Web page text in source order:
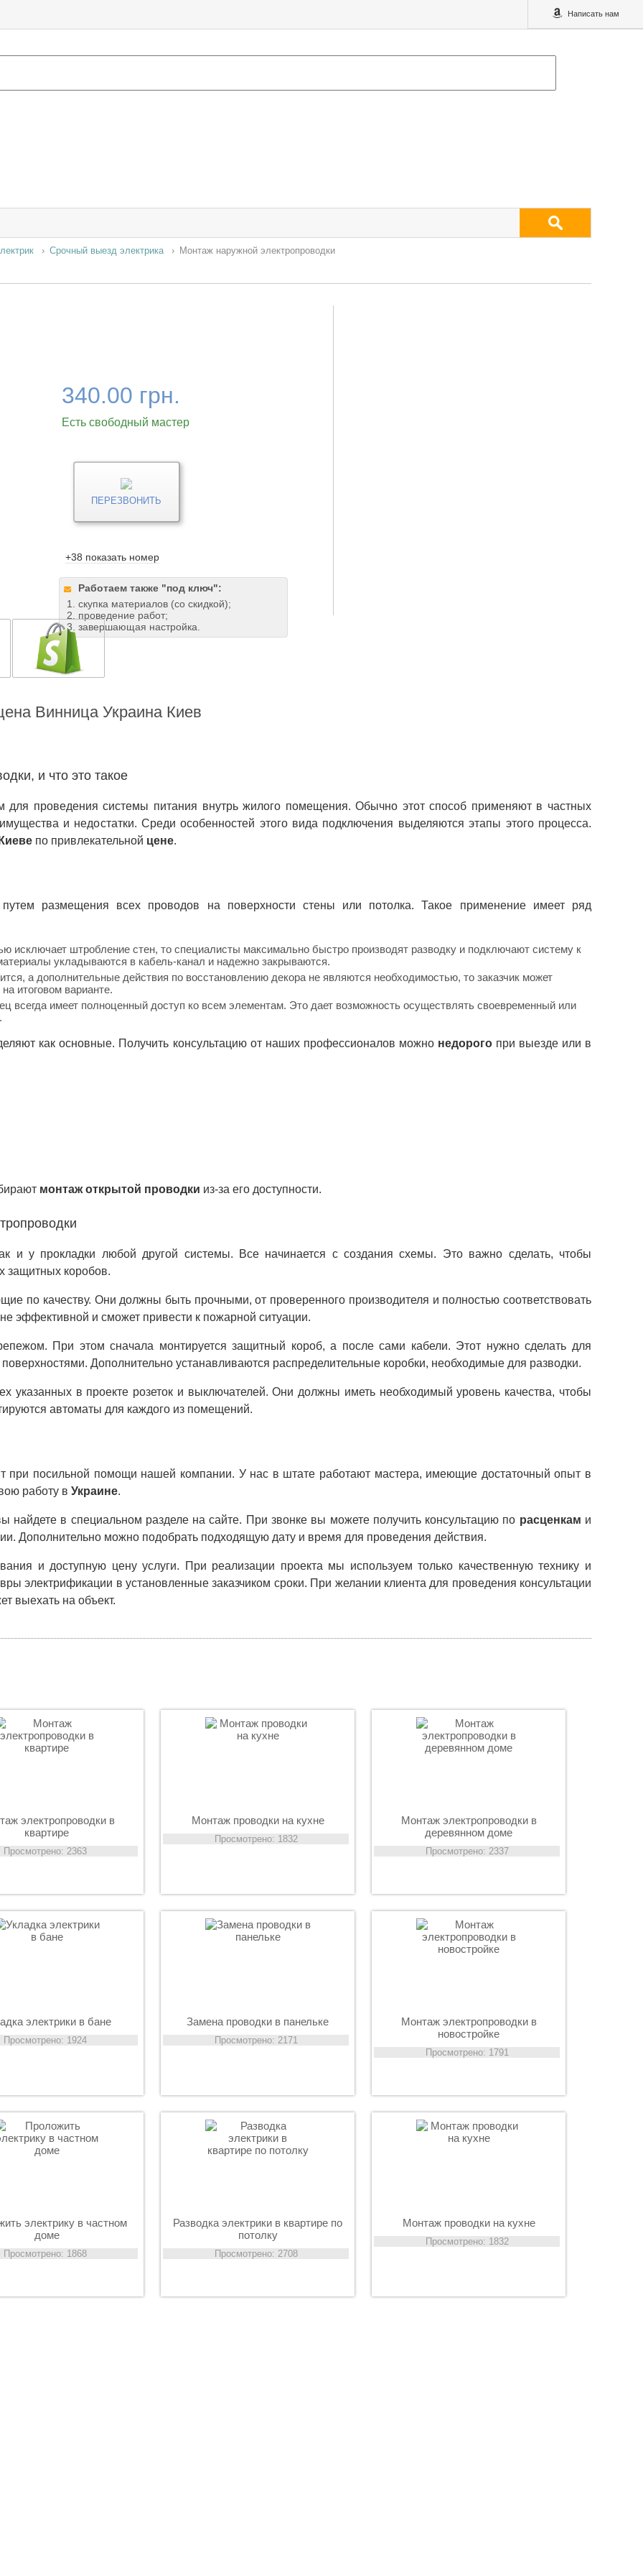
Написать нам
Срочный выезд электрика Монтаж наружной электропроводки
340.00 грн.
Есть свободный мастер
ПЕРЕЗВОНИТЬ
+38 показать номер
Работаем также "под ключ":
скупка материалов (со скидкой);
проведение работ;
завершающая настройка.
Винница Украина Киев
и что это такое
для проведения системы питания внутрь жилого помещения. Обычно этот способ применяют в частных
и недостатки. Среди особенностей этого вида подключения выделяются этапы этого процесса.
по привлекательной цене.
размещения всех проводов на поверхности стены или потолка. Такое применение имеет ряд
исключает штробление стен, то специалисты максимально быстро производят разводку и подключают систему к
укладываются в кабель-канал и надежно закрываются.
а дополнительные действия по восстановлению декора не являются необходимостью, то заказчик может
на итоговом варианте.
всегда имеет полноценный доступ ко всем элементам. Это дает возможность осуществлять своевременный или
как основные. Получить консультацию от наших профессионалов можно недорогопри выезде или в
монтаж открытой проводки из-за его доступности.
и у прокладки любой другой системы. Все начинается с создания схемы. Это важно сделать, чтобы
защитных коробов.
по качеству. Они должны быть прочными, от проверенного производителя и полностью соответствовать
эффективной и сможет привести к пожарной ситуации.
При этом сначала монтируется защитный короб, а после сами кабели. Этот нужно сделать для
Дополнительно устанавливаются распределительные коробки, необходимые для разводки.
указанных в проекте розеток и выключателей. Они должны иметь необходимый уровень качества, чтобы
автоматы для каждого из помещений.
при посильной помощи нашей компании. У нас в штате работают мастера, имеющие достаточный опыт в
работу в Украине.
в специальном разделе на сайте. При звонке вы можете получить консультацию по расценкам и
Дополнительно можно подобрать подходящую дату и время для проведения действия.
и доступную цену услуги. При реализации проекта мы используем только качественную технику и
электрификации в установленные заказчиком сроки. При желании клиента для проведения консультации
выехать на объект.
электропроводки в
квартире
Просмотрено: 2363
Монтаж проводки на кухне
Просмотрено: 1832
Монтаж электропроводки в
деревянном доме
Просмотрено: 2337
электрики в бане
Просмотрено: 1924
Замена проводки в панельке
Просмотрено: 2171
Монтаж электропроводки в
новостройке
Просмотрено: 1791
электрику в частном
доме
Просмотрено: 1868
Разводка электрики в квартире по
потолку
Просмотрено: 2708
Монтаж проводки на кухне
Просмотрено: 1832